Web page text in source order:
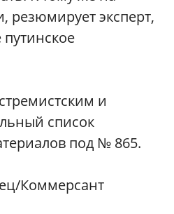
резюмирует эксперт,
и
список
под № 865.
Коммерсант